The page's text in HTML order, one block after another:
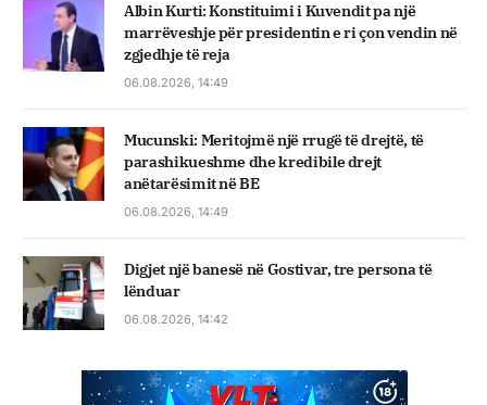
Albin Kurti: Konstituimi i Kuvendit pa një
marrëveshje për presidentin e ri çon vendin në
zgjedhje të reja
06.08.2026, 14:49
Mucunski: Meritojmë një rrugë të drejtë, të
parashikueshme dhe kredibile drejt
anëtarësimit në BE
06.08.2026, 14:49
Digjet një banesë në Gostivar, tre persona të
lënduar
06.08.2026, 14:42